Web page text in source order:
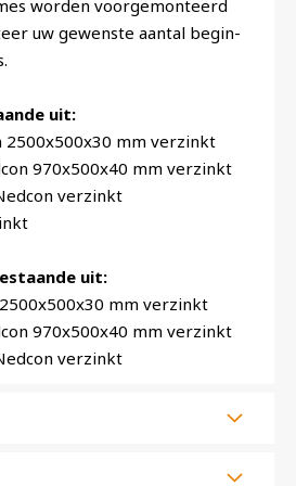
worden voorgemonteerd
uw gewenste aantal begin-
uit:
2500x500x30 mm verzinkt
970x500x40 mm verzinkt
verzinkt
uit:
mm verzinkt
970x500x40 mm verzinkt
verzinkt